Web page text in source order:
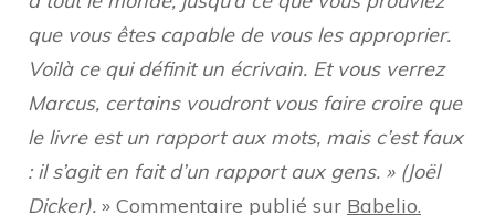
que vous êtes capable de vous les approprier.
Voilà ce qui définit un écrivain. Et vous verrez
Marcus, certains voudront vous faire croire que
le livre est un rapport aux mots, mais c’est faux
: il s’agit en fait d’un rapport aux gens. » (Joël
Dicker). » Commentaire publié sur Babelio.